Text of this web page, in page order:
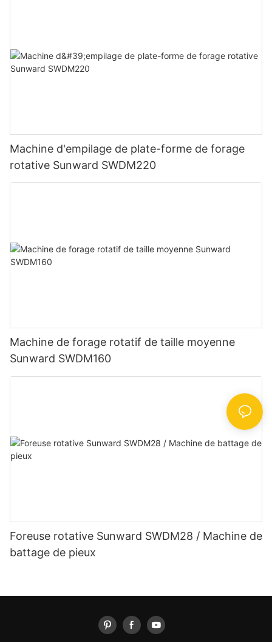
Machine d'empilage de plate-forme de forage
rotative Sunward SWDM220
Machine de forage rotatif de taille moyenne
Sunward SWDM160
Foreuse rotative Sunward SWDM28 / Machine de
battage de pieux